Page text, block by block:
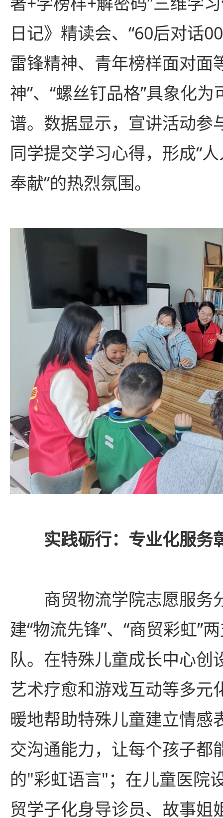
日记》精读会、“60后对话
雷锋精神、青年榜样面对面
神”、“螺丝钉品格”具象化
谱。数据显示，宣讲活动参
同学提交学习心得，形成“
奉献”的热烈氛围。
实践砺行：专业化服务
商贸物流学院志愿服务
建“物流先锋”、“商贸彩虹”
队。在特殊儿童成长中心创
艺术疗愈和游戏互动等多元
暖地帮助特殊儿童建立情感
交沟通能力，让每个孩子都
的"彩虹语言"；在儿童医院
贸学子化身导诊员、故事姐